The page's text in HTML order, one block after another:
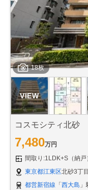
18枚
コスモシティ北砂
7,480万円
間取り:1LDK+S（納戸
東京都江東区北砂3丁
都営新宿線 「 西大島